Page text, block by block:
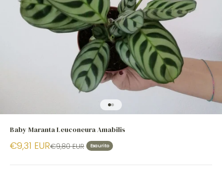
Vai all'articolo 1
Vai all'articolo 2
Baby Maranta Leuconeura Amabilis
€9,31 EUR€9,80 EUR Esaurito